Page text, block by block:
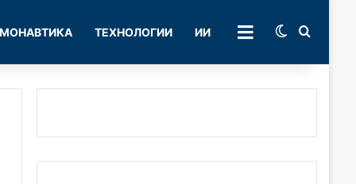
ТЕХНОЛОГИИ ИИ РУБРИКИSwitch skin